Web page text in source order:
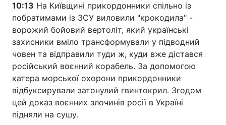
10:13 На Київщині прикордонники спільно із
побратимами із ЗСУ виловили "крокодила" -
ворожий бойовий вертоліт, який українські
захисники вміло трансформували у підводний
човен та відправили туди ж, куди вже дістався
російський воєнний корабель. За допомогою
катера морської охорони прикордонники
відбуксирували затонулий гвинтокрил. Згодом
цей доказ воєнних злочинів росії в Україні
підняли на сушу.